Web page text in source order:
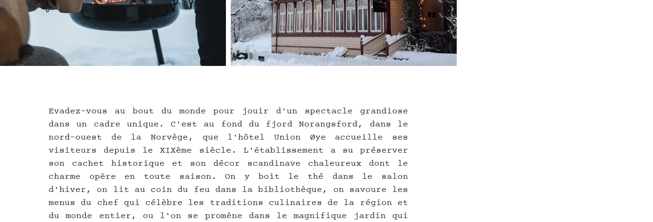
Evadez-vous au bout du monde pour jouir d'un spectacle grandiose
dans un cadre unique. C'est au fond du fjord Norangsford, dans le
nord-ouest de la Norvège, que l'hôtel Union Øye accueille ses
visiteurs depuis le XIXème siècle. L'établissement a su préserver
son cachet historique et son décor scandinave chaleureux dont le
charme opère en toute saison. On y boit le thé dans le salon
d'hiver, on lit au coin du feu dans la bibliothèque, on savoure les
menus du chef qui célèbre les traditions culinaires de la région et
du monde entier, ou l'on se promène dans le magnifique jardin qui